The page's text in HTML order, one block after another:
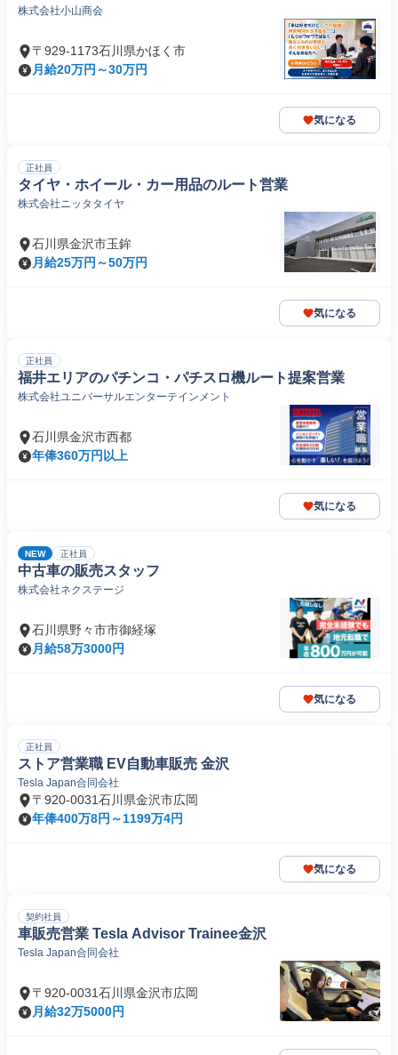
株式会社小山商会
〒929-1173石川県かほく市
月給20万円～30万円
気になる
正社員
タイヤ・ホイール・カー用品のルート営業
株式会社ニッタタイヤ
石川県金沢市玉鉾
月給25万円～50万円
気になる
正社員
福井エリアのパチンコ・パチスロ機ルート提案営業
株式会社ユニバーサルエンターテインメント
石川県金沢市西都
年俸360万円以上
気になる
NEW 正社員
中古車の販売スタッフ
株式会社ネクステージ
石川県野々市市御経塚
月給58万3000円
気になる
正社員
ストア営業職 EV自動車販売 金沢
Tesla Japan合同会社
〒920-0031石川県金沢市広岡
年俸400万8円～1199万4円
気になる
契約社員
車販売営業 Tesla Advisor Trainee金沢
Tesla Japan合同会社
〒920-0031石川県金沢市広岡
月給32万5000円